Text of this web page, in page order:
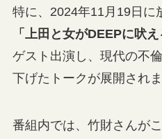
特に、2024年11月19日に
「上田と女がDEEPに吠え
ゲスト出演し、現代の不
下げたトークが展開されま
番組内では、竹財さんが